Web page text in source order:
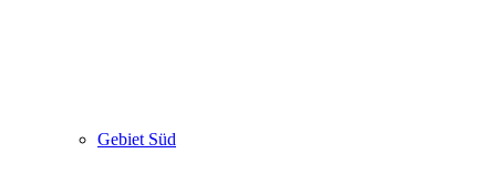
Gebiet Süd